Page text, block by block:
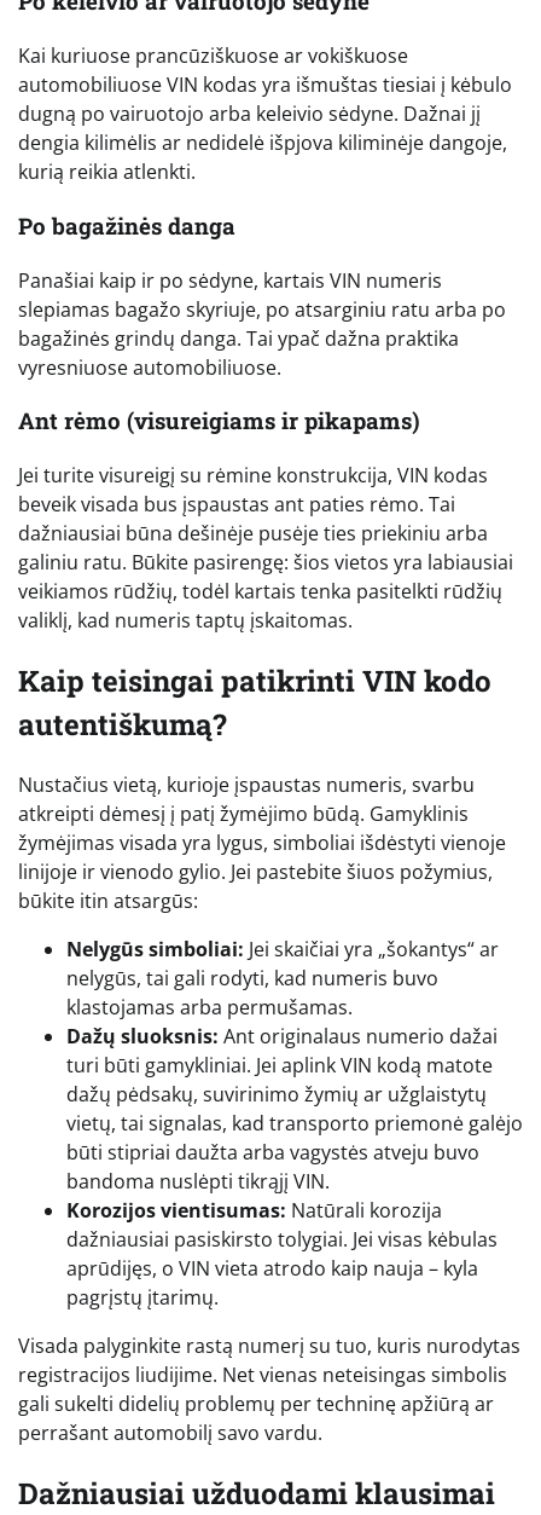
Kai kuriuose prancūziškuose ar vokiškuose
automobiliuose VIN kodas yra išmuštas tiesiai į kėbulo
dugną po vairuotojo arba keleivio sėdyne. Dažnai jį
dengia kilimėlis ar nedidelė išpjova kiliminėje dangoje,
kurią reikia atlenkti.
Po bagažinės danga
Panašiai kaip ir po sėdyne, kartais VIN numeris
slepiamas bagažo skyriuje, po atsarginiu ratu arba po
bagažinės grindų danga. Tai ypač dažna praktika
vyresniuose automobiliuose.
Ant rėmo (visureigiams ir pikapams)
Jei turite visureigį su rėmine konstrukcija, VIN kodas
beveik visada bus įspaustas ant paties rėmo. Tai
dažniausiai būna dešinėje pusėje ties priekiniu arba
galiniu ratu. Būkite pasirengę: šios vietos yra labiausiai
veikiamos rūdžių, todėl kartais tenka pasitelkti rūdžių
valiklį, kad numeris taptų įskaitomas.
Kaip teisingai patikrinti VIN kodo
autentiškumą?
Nustačius vietą, kurioje įspaustas numeris, svarbu
atkreipti dėmesį į patį žymėjimo būdą. Gamyklinis
žymėjimas visada yra lygus, simboliai išdėstyti vienoje
linijoje ir vienodo gylio. Jei pastebite šiuos požymius,
būkite itin atsargūs:
Nelygūs simboliai: Jei skaičiai yra „šokantys“ ar
nelygūs, tai gali rodyti, kad numeris buvo
klastojamas arba permušamas.
Dažų sluoksnis: Ant originalaus numerio dažai
turi būti gamykliniai. Jei aplink VIN kodą matote
dažų pėdsakų, suvirinimo žymių ar užglaistytų
vietų, tai signalas, kad transporto priemonė galėjo
būti stipriai daužta arba vagystės atveju buvo
bandoma nuslėpti tikrąjį VIN.
Korozijos vientisumas: Natūrali korozija
dažniausiai pasiskirsto tolygiai. Jei visas kėbulas
aprūdijęs, o VIN vieta atrodo kaip nauja – kyla
pagrįstų įtarimų.
Visada palyginkite rastą numerį su tuo, kuris nurodytas
registracijos liudijime. Net vienas neteisingas simbolis
gali sukelti didelių problemų per techninę apžiūrą ar
perrašant automobilį savo vardu.
Dažniausiai užduodami klausimai